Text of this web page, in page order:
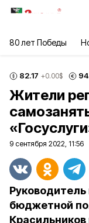
80 лет Победы
82.17 +0.00$
Жители
9 сентября 2022, 11:56
бюджетной